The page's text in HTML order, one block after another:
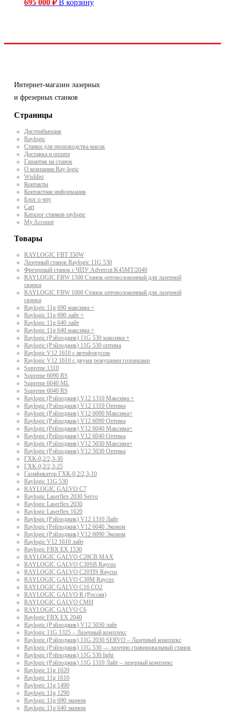
695 000 ₽ В корзину
Интернет-магазин лазерных
и фрезерных станков
Страницы
Дистрибьюция
Raylogic
Станки для производства масок
Доставка и оплата
Гарантия на станок
О компании Ray-logic
Wishlist
Контакты
Контактная информация
Блог о чпу
Cart
Каталог станков raylogic
My Account
Товары
RAYLOGIC FBT 350W
Лазерный станок Raylogic 11G 530
Фрезерный станок с ЧПУ Advercut K45MT/2040
RAYLOGIC FBW 1500 Станок оптоволоконный для лазерной
сварки
RAYLOGIC FBW 1000 Станок оптоволоконный для лазерной
сварки
Raylogic 11g 690 максима +
Raylogic 11g 690 лайт +
Raylogic 11g 640 лайт
Raylogic 11g 640 максима +
Raylogic (Рэйлоджик) 11G 530 максима +
Raylogic (Рэйлоджик) 11G 530 оптима
Raylogic V12 1610 с автофокусом
Raylogic V12 1610 с двумя режущими головками
Supreme 1310
Supreme 6090 RS
Supreme 6040 ML
Supreme 6040 RS
Raylogic (Рэйлоджик) V12 1310 Максима +
Raylogic (Рэйлоджик) V12 1310 Оптима
Raylogic (Рэйлоджик) V12 6090 Максима+
Raylogic (Рэйлоджик) V12 6090 Оптима
Raylogic (Рейлоджик) V12 6040 Максима+
Raylogic (Рейлоджик) V12 6040 Оптима
Raylogic (Рэйлоджик) V12 5030 Максима+
Raylogic (Рэйлоджик) V12 5030 Оптима
ГХК-0,2/2,3-30
ГХК-0,2/2,3-25
Газификатор ГХК-0,2/2,3-10
Raylogic 11G 530
RAYLOGIC GALVO С7
Raylogic Laserflex 2030 Servo
Raylogic Laserflex 2030
Raylogic Laserflex 1620
Raylogic (Рэйлоджик) V12 1310 Лайт
Raylogic (Рейлоджик) V12 6040 Эконом
Raylogic (Рэйлоджик) V12 6090 Эконом
Raylogic V12 1610 лайт
Raylogic FBX EX 1530
RAYLOGIC GALVO С20CB MAX
RAYLOGIC GALVO С30SB Raycus
RAYLOGIC GALVO C20TIS Raycus
RAYLOGIC GALVO С30M Raycus
RAYLOGIC GALVO С16 CO2
RAYLOGIC GALVO R (Россия)
RAYLOGIC GALVO CMH
RAYLOGIC GALVO С6
Raylogic FBX EX 2040
Raylogic (Рэйлоджик) V12 5030 лайт
Raylogic 11G 1325 – Лазерный комплекс
Raylogic (Рэйлоджик) 11G 2030 SERVO – Лазерный комплекс
Raylogic (Рэйлоджик) 11G 530 — лазерно гравировальный станок
Raylogic (Рэйлоджик) 11G 530 light
Raylogic (Рэйлоджик) 11G 1310 Лайт – лазерный комплекс
Raylogic 11g 1620
Raylogic 11g 1610
Raylogic 11g 1490
Raylogic 11g 1290
Raylogic 11g 690 эконом
Raylogic 11g 640 эконом